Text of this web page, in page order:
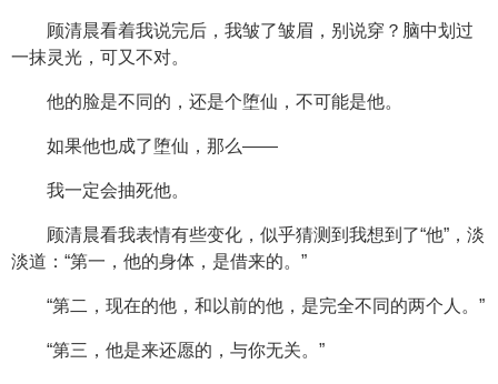
顾清晨看着我说完后，我皱了皱眉，别说穿？脑中划过
一抹灵光，可又不对。
他的脸是不同的，还是个堕仙，不可能是他。
如果他也成了堕仙，那么——
我一定会抽死他。
顾清晨看我表情有些变化，似乎猜测到我想到了“他”，淡
淡道：“第一，他的身体，是借来的。”
“第二，现在的他，和以前的他，是完全不同的两个人。”
“第三，他是来还愿的，与你无关。”